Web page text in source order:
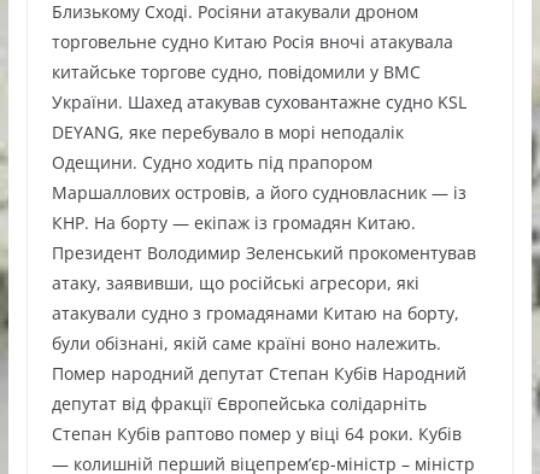
Близькому Сході. Росіяни атакували дроном
торговельне судно Китаю Росія вночі атакувала
китайське торгове судно, повідомили у ВМС
України. Шахед атакував суховантажне судно KSL
DEYANG, яке перебувало в морі неподалік
Одещини. Судно ходить під прапором
Маршаллових островів, а його судновласник — із
КНР. На борту — екіпаж із громадян Китаю.
Президент Володимир Зеленський прокоментував
атаку, заявивши, що російські агресори, які
атакували судно з громадянами Китаю на борту,
були обізнані, якій саме країні воно належить.
Помер народний депутат Степан Кубів Народний
депутат від фракції Європейська солідарніть
Степан Кубів раптово помер у віці 64 роки. Кубів
— колишній перший віцепрем’єр-міністр – міністр